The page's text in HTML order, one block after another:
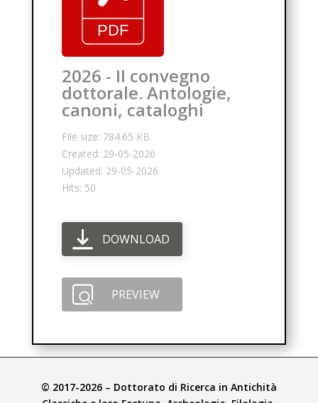
2026 - II convegno
dottorale. Antologie,
canoni, cataloghi
File size: 784.65 KB
Created: 29-05-2026
Updated: 29-05-2026
Hits: 50
DOWNLOAD
PREVIEW
© 2017-2026 – Dottorato di Ricerca in Antichità